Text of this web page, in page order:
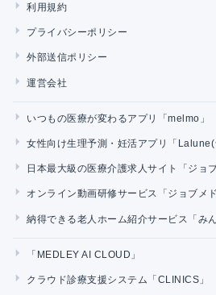
利用規約
プライバシーポリシー
外部送信ポリシー
運営会社
いつもの医療が変わるアプリ「melmo」
女性向け生理予測・妊活アプリ「Lalune(
日本最大級の医療介護求人サイト「ジョ
オンライン動画研修サービス「ジョブメ
納得できる老人ホーム紹介サービス「みん
「MEDLEY AI CLOUD」
クラウド診療支援システム「CLINICS」